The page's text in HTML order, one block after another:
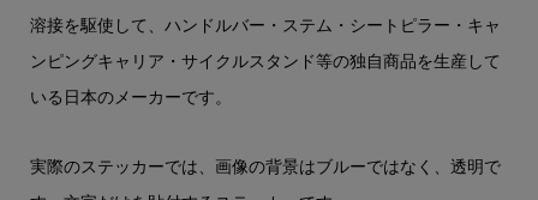
溶接を駆使して、ハンドルバー・ステム・シートピラー・キャ
ンピングキャリア・サイクルスタンド等の独自商品を生産して
いる日本のメーカーです。
実際のステッカーでは、画像の背景はブルーではなく、透明で